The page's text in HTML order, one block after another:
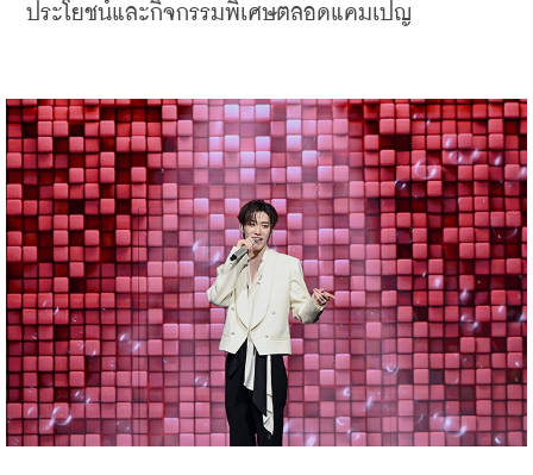
ประโยชน์และกิจกรรมพิเศษตลอดแคมเปญ